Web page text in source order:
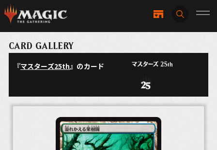
CARD GALLERY
『マスターズ25th』のカード